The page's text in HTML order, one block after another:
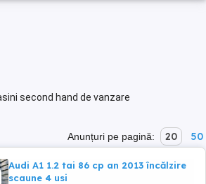
second hand de vanzare
Anunțuri pe pagină: 20 50
Audi A1 1.2 tai 86 cp an 2013 încălzire
scaune 4 usi